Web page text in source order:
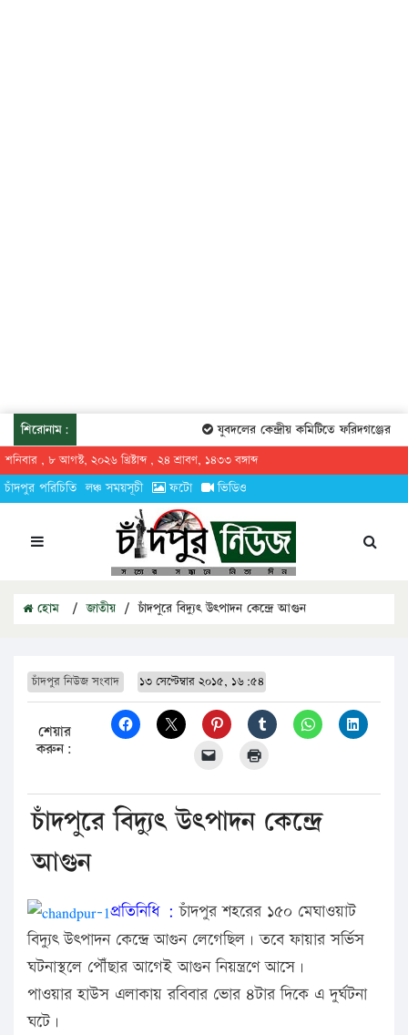
শিরোনাম: যুবদলের কেন্দ্রীয় কমিটিতে ফরিদগঞ্জের
শনিবার , ৮ আগস্ট, ২০২৬ খ্রিষ্টাব্দ , ২৪ শ্রাবণ, ১৪৩৩ বঙ্গাব্দ
চাঁদপুর পরিচিতি লঞ্চ সময়সূচী ফটো ভিডিও
হোম / জাতীয় / চাঁদপুরে বিদ্যুৎ উৎপাদন কেন্দ্রে আগুন
চাঁদপুর নিউজ সংবাদ ১৩ সেপ্টেম্বার ২০১৫, ১৬:৫৪
শেয়ার
করুন:
চাঁদপুরে বিদ্যুৎ উৎপাদন কেন্দ্রে
আগুন
প্রতিনিধি : চাঁদপুর শহরের ১৫০ মেঘাওয়াট
বিদ্যুৎ উৎপাদন কেন্দ্রে আগুন লেগেছিল। তবে ফায়ার সর্ভিস
ঘটনাস্থলে পৌঁছার আগেই আগুন নিয়ন্ত্রণে আসে।
পাওয়ার হাউস এলাকায় রবিবার ভোর ৪টার দিকে এ দুর্ঘটনা
ঘটে।